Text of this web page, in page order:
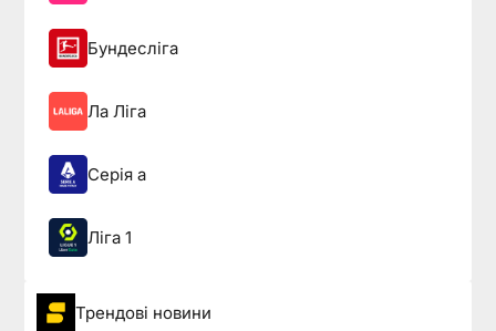
Бундесліга
Ла Ліга
Серія а
Ліга 1
Трендові новини